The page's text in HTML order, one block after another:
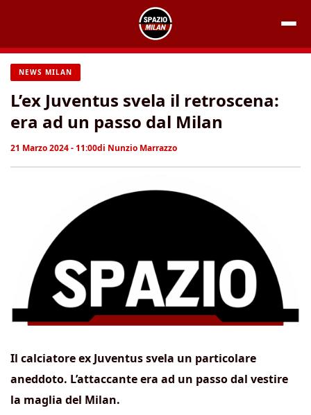
contenuto
NEWS MILAN
L’ex Juventus svela il retroscena:
era ad un passo dal Milan
21 Marzo 2024 - 11:00di Nunzio Marrazzo
Il calciatore ex Juventus svela un particolare
aneddoto. L’attaccante era ad un passo dal vestire
la maglia del Milan.